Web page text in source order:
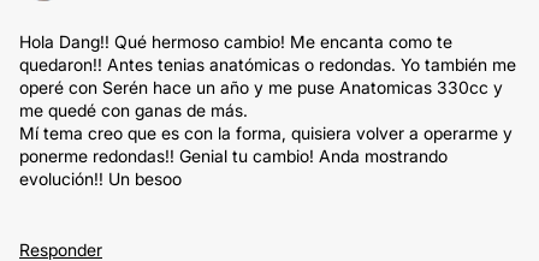
Hola Dang!! Qué hermoso cambio! Me encanta como te
quedaron!! Antes tenias anatómicas o redondas. Yo también me
operé con Serén hace un año y me puse Anatomicas 330cc y
me quedé con ganas de más.
Mí tema creo que es con la forma, quisiera volver a operarme y
ponerme redondas!! Genial tu cambio! Anda mostrando
evolución!! Un besoo
Responder